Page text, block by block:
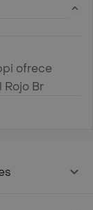
ofrece
Rojo Br